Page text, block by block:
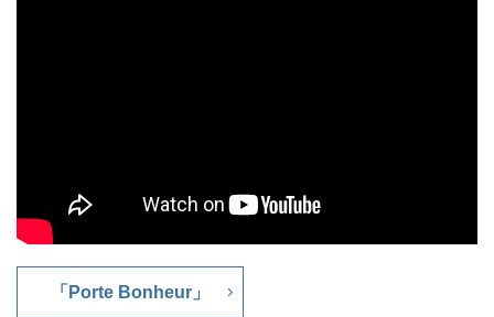
「Porte Bonheur」